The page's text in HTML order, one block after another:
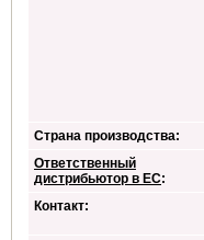
Страна производства:
Ответственный
дистрибьютор в ЕС:
Контакт: